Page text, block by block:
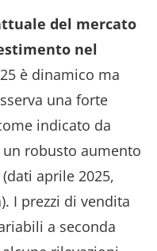
del mercato
nel
è dinamico ma
una forte
indicato da
robusto aumento
aprile 2025,
I prezzi di vendita
a seconda